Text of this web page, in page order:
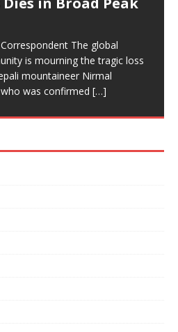
The global
is mourning the tragic loss
mountaineer Nirmal
was confirmed […]
अवसान १७ साउन, काठमाडौं। विश्व
कीर्तिमानी व्यक्तित्व
एक जनाको मृत्यु भएको छ भने
धेरै जना घाइते